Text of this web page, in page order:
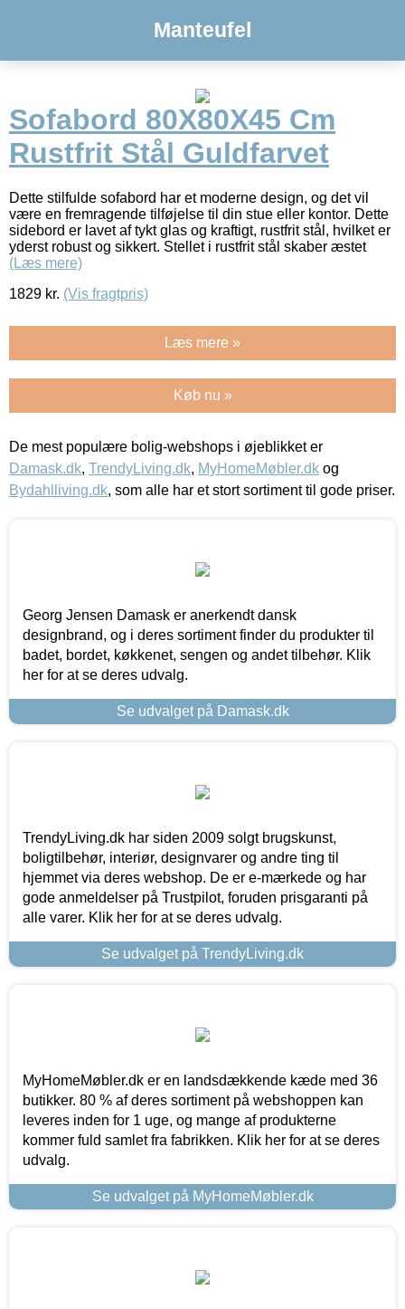
Manteufel
Sofabord 80X80X45 Cm
Rustfrit Stål Guldfarvet
Dette stilfulde sofabord har et moderne design, og det vil
være en fremragende tilføjelse til din stue eller kontor. Dette
sidebord er lavet af tykt glas og kraftigt, rustfrit stål, hvilket er
yderst robust og sikkert. Stellet i rustfrit stål skaber æstet
(Læs mere)
1829 kr. (Vis fragtpris)
Læs mere »
Køb nu »
De mest populære bolig-webshops i øjeblikket er
Damask.dk, TrendyLiving.dk, MyHomeMøbler.dk og
Bydahlliving.dk, som alle har et stort sortiment til gode priser.
Georg Jensen Damask er anerkendt dansk
designbrand, og i deres sortiment finder du produkter til
badet, bordet, køkkenet, sengen og andet tilbehør. Klik
her for at se deres udvalg.
Se udvalget på Damask.dk
TrendyLiving.dk har siden 2009 solgt brugskunst,
boligtilbehør, interiør, designvarer og andre ting til
hjemmet via deres webshop. De er e-mærkede og har
gode anmeldelser på Trustpilot, foruden prisgaranti på
alle varer. Klik her for at se deres udvalg.
Se udvalget på TrendyLiving.dk
MyHomeMøbler.dk er en landsdækkende kæde med 36
butikker. 80 % af deres sortiment på webshoppen kan
leveres inden for 1 uge, og mange af produkterne
kommer fuld samlet fra fabrikken. Klik her for at se deres
udvalg.
Se udvalget på MyHomeMøbler.dk